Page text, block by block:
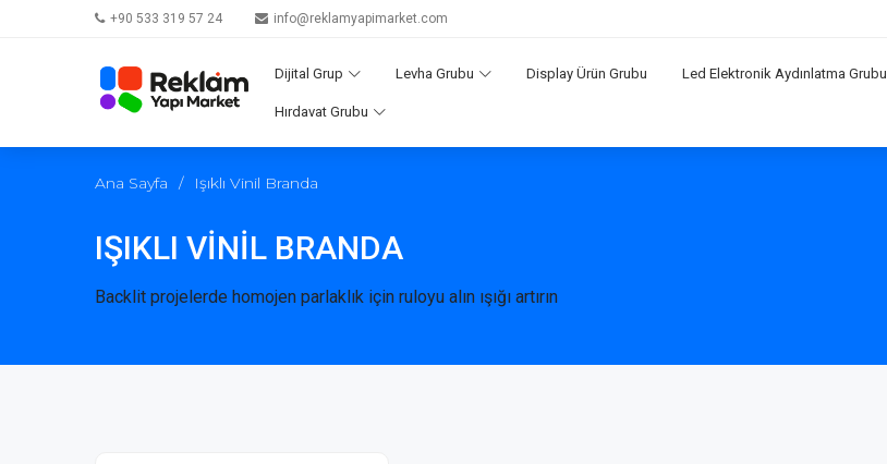
+90 533 319 57 24 info@reklamyapimarket.com
Dijital Grup Levha Grubu Display Ürün Grubu Led Elektronik Aydınlatma Grubu
Hırdavat Grubu
Ana Sayfa / Işıklı Vinil Branda
IŞIKLI VINIL BRANDA
Backlit projelerde homojen parlaklık için ruloyu alın ışığı artırın